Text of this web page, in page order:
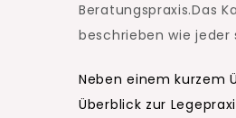
Beratungspraxis.Das
beschrieben wie
Neben einem kurzem
Überblick zur